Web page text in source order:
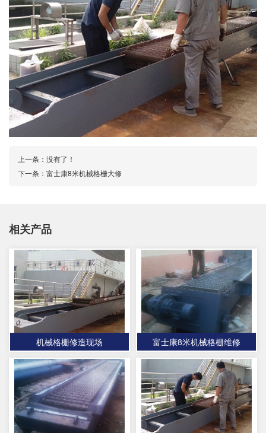
上一条：没有了！
下一条： 富士康8米机械格栅大修
相关产品
机械格栅修造现场 富士康8米机械格栅维修